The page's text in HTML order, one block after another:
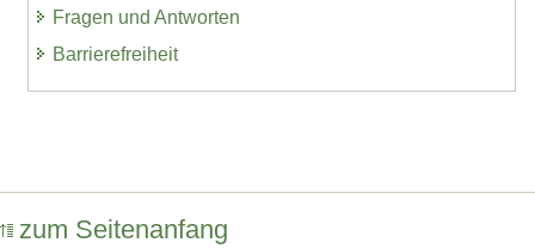
Fragen und Antworten
Barrierefreiheit
zum Seitenanfang